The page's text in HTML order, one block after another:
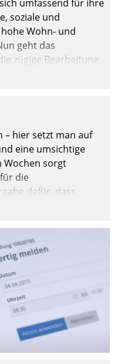
umfassend für ihre
soziale und
Wohn- und
geht das
zügige Bearbeitung
das
eigenen Kanal
– hier setzt man auf
eine umsichtige
Wochen sorgt
die
dafür, dass
so es sein muss,